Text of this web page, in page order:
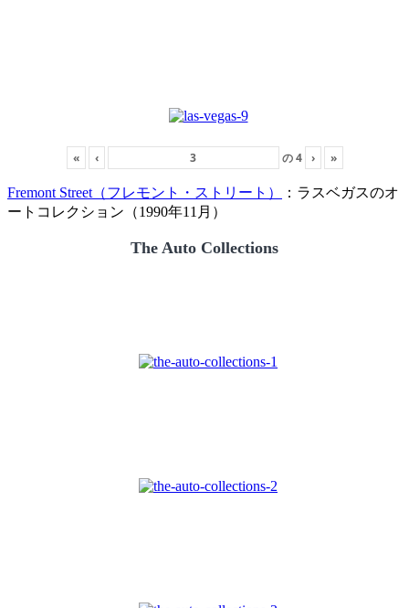
« ‹ の4 › »
Fremont Street（フレモント・ストリート）
：ラスベガスのオ
ートコレクション（1990年11月）
The Auto Collections